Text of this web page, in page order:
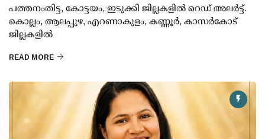
പത്തനംതിട്ട, കോട്ടയം, ഇടുക്കി ജില്ലകളില്‍ റെഡ് അലര്‍ട്ട്.
കൊല്ലം, ആലപ്പുഴ, എറണാകുളം, കണ്ണൂര്‍, കാസര്‍കോട്
ജില്ലകളില്‍
READ MORE